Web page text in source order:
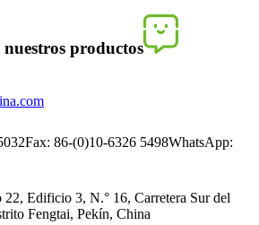
productos
Fax: 86-(0)10-6326 5498WhatsApp:
Edificio 3, N.° 16, Carretera Sur del
Fengtai, Pekín, China